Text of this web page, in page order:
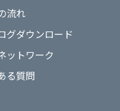
流れ
グダウンロード
ットワーク
る質問